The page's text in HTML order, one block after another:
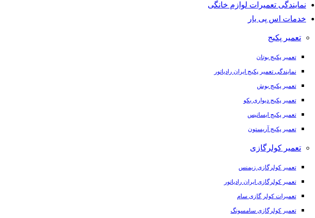
نمایندگی تعمیرات لوازم خانگی
خدمات اس پی یار
تعمیر پکیج
تعمیر پکیج بوتان
نمایندگی تعمیر پکیج ایران رادیاتور
تعمیر پکیج بوش
تعمیر پکیج دیواری بکو
تعمیر پکیج ایساتیس
تعمیر پکیج آریستون
تعمیر کولرگازی
تعمیر کولرگازی زیمنس
تعمیر کولرگازی ایران رادیاتور
تعمیرات کولر گازی سام
تعمیر کولرگازی سامسونگ